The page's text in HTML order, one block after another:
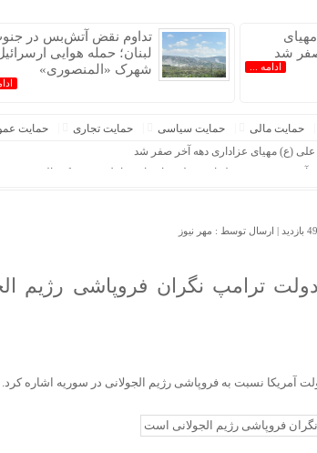
شد
ادامه ...
تداوم نقض آتش‌بس در
لبنان؛ حمله هوایی
شهرک «المنصوری»
حمایت مالی حمایت سیاسی حمایت تجاری حمایت
علی (ع) مهیای عزاداری دهه آخر صفر شد
آتش‌بس در جنوب لبنان؛ حمله هوایی ارسرائیل به شهرک «المنصوری»
علنی مجلس هفته آینده برگزار می‌شود
ترامپ علیه خانواده نظامیان آمریکایی
به ۲ خبرنگار لبنانی باید به‌عنوان جنایت جنگی مورد بررسی قرار گیرد
| ارسال توسط : مهر نیوز
ترامپ نگران فروپاشی رژیم
آمریکا نسبت به فروپاشی رژیم الجولانی در سوریه اشاره کرد.